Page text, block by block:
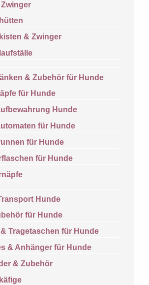
& Zwinger
& Zubehör für Hunde
für Hunde
Hunde
für Hunde
für Hunde
für Hunde
Hunde
für Hunde
Tragetaschen für Hunde
& Anhänger für Hunde
& Zubehör